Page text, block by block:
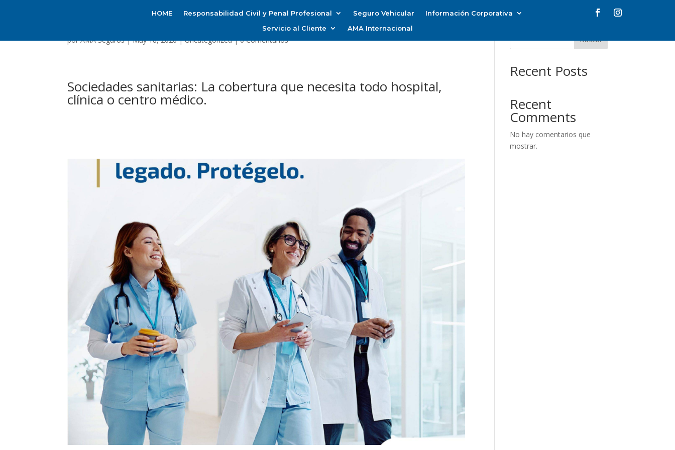
HOME Responsabilidad Civil y Penal Profesional Seguro Vehicular
Información Corporativa
Servicio al Cliente
AMA Internacional
porAMA Seguros|May 18, 2026|Uncategorized|0 Comentarios
Sociedades sanitarias: La cobertura que necesita todo hospital,
clínica o centro médico.
Buscar
Recent Posts
Recent
Comments
No hay comentarios que
mostrar.